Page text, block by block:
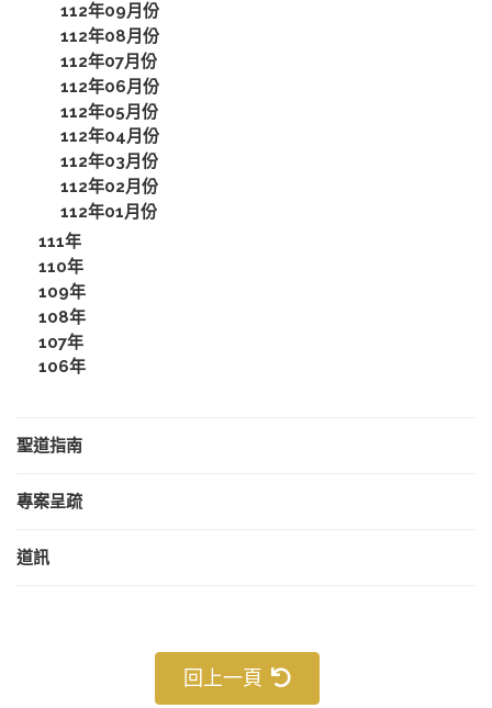
112年09月份
112年08月份
112年07月份
112年06月份
112年05月份
112年04月份
112年03月份
112年02月份
112年01月份
111年
110年
109年
108年
107年
106年
聖道指南
專案呈疏
道訊
回上一頁